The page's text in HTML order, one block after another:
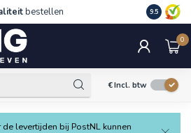
bestellen 9.5
0
€Incl. btw
levertijden bij PostNL kunnen